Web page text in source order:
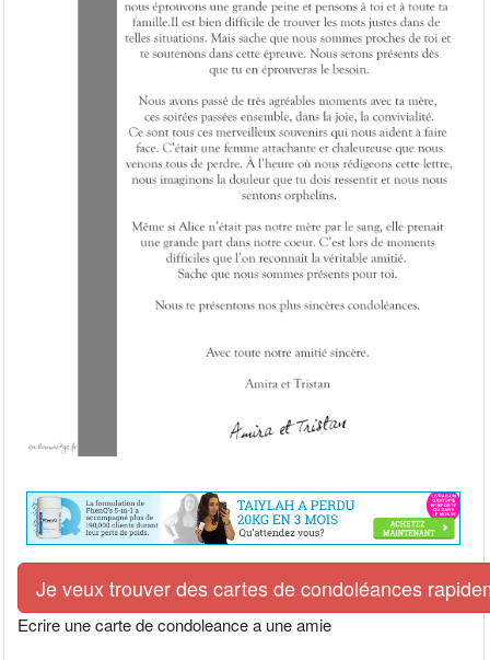
Je veux trouver des cartes de condoléances
Ecrire une carte de condoleance a une amie